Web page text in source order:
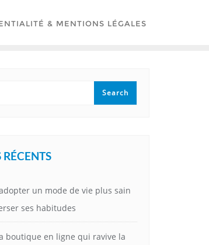
& MENTIONS LÉGALES
RÉCENTS
un mode de vie plus sain
ses habitudes
boutique en ligne qui ravive la